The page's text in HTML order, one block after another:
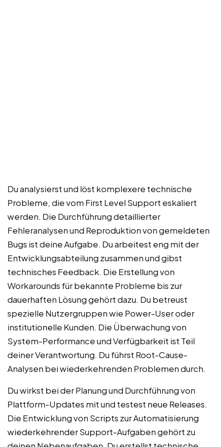
Du analysierst und löst komplexere technische
Probleme, die vom First Level Support eskaliert
werden. Die Durchführung detaillierter
Fehleranalysen und Reproduktion von gemeldeten
Bugs ist deine Aufgabe. Du arbeitest eng mit der
Entwicklungsabteilung zusammen und gibst
technisches Feedback. Die Erstellung von
Workarounds für bekannte Probleme bis zur
dauerhaften Lösung gehört dazu. Du betreust
spezielle Nutzergruppen wie Power-User oder
institutionelle Kunden. Die Überwachung von
System-Performance und Verfügbarkeit ist Teil
deiner Verantwortung. Du führst Root-Cause-
Analysen bei wiederkehrenden Problemen durch.
Du wirkst bei der Planung und Durchführung von
Plattform-Updates mit und testest neue Releases.
Die Entwicklung von Scripts zur Automatisierung
wiederkehrender Support-Aufgaben gehört zu